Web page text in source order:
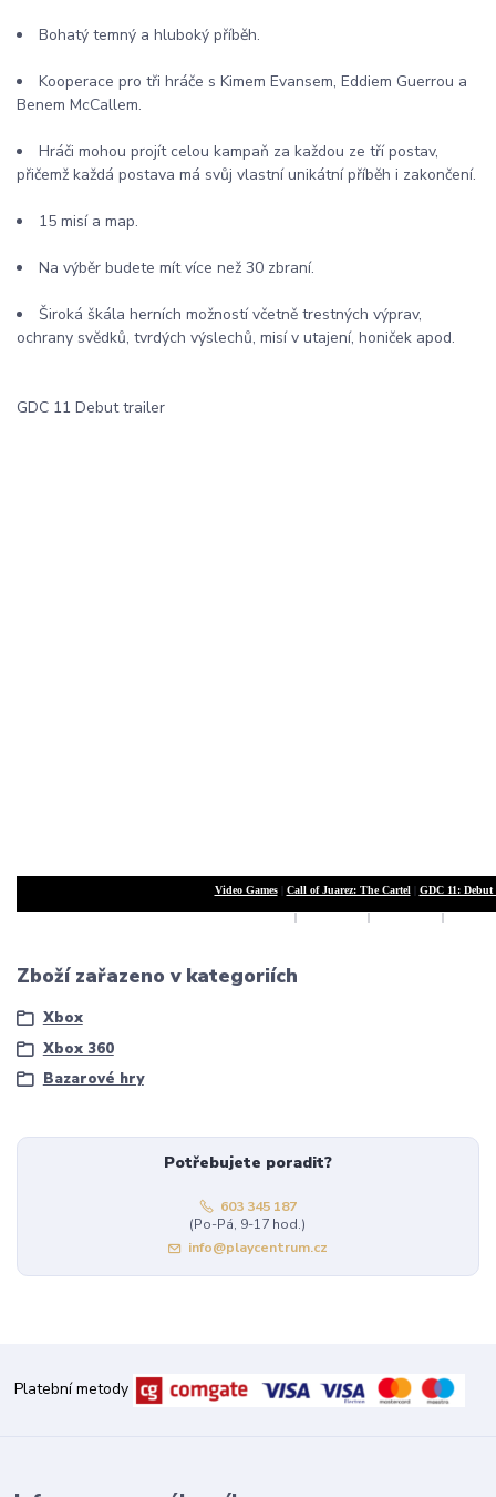
Bohatý temný a hluboký příběh.
Kooperace pro tři hráče s Kimem Evansem, Eddiem Guerrou a
Benem McCallem.
Hráči mohou projít celou kampaň za každou ze tří postav,
přičemž každá postava má svůj vlastní unikátní příběh i zakončení.
15 misí a map.
Na výběr budete mít více než 30 zbraní.
Široká škála herních možností včetně trestných výprav,
ochrany svědků, tvrdých výslechů, misí v utajení, honiček apod.
GDC 11 Debut trailer
Video Games| Call of Juarez: The Cartel| GDC 11: Debut
| | |
Zboží zařazeno v kategoriích
Xbox
Xbox 360
Bazarové hry
Potřebujete poradit?
603 345 187
(Po-Pá, 9-17 hod.)
info@playcentrum.cz
Platební metody